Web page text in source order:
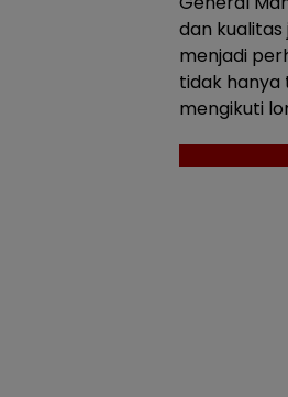
dan kualitas
menjadi
tidak hanya
mengikuti